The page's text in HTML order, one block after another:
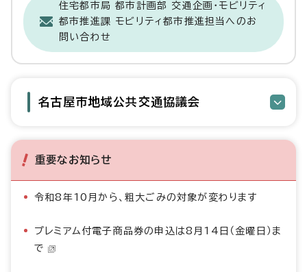
住宅都市局 都市計画部 交通企画・モビリティ
都市推進課 モビリティ都市推進担当へのお
問い合わせ
名古屋市地域公共交通協議会
重要なお知らせ
令和8年10月から、粗大ごみの対象が変わります
プレミアム付電子商品券の申込は8月14日（金曜日）ま
で